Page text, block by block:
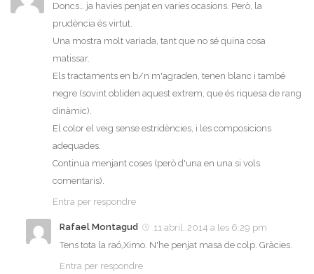
Doncs… ja havies penjat en varies ocasions. Però, la
prudència és virtut.
Una mostra molt variada, tant que no sé quina cosa
matissar.
Els tractaments en b/n m'agraden, tenen blanc i també
negre (sovint obliden aquest extrem, que és riquesa de rang
dinàmic).
El color el veig sense estridències, i les composicions
adequades.
Continua menjant coses (però d'una en una si vols
comentaris).
Entra per respondre
Rafael Montagud
11 abril, 2014 a les 6:29 pm
Tens tota la raó,Ximo. N'he penjat masa de colp. Gràcies.
Entra per respondre